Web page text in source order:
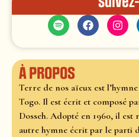
À propos
Terre de nos aïeux est
Togo. Il est écrit et composé
Dosseh. Adopté en 1960, il est
autre hymne écrit par le parti